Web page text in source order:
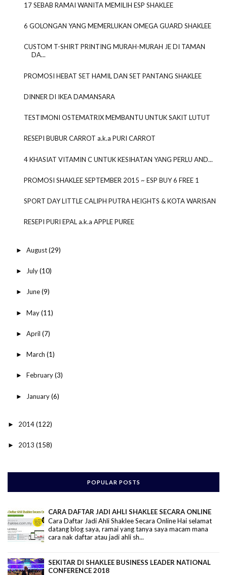
17 SEBAB RAMAI WANITA MEMILIH ESP SHAKLEE
6 GOLONGAN YANG MEMERLUKAN OMEGA GUARD SHAKLEE
CUSTOM T-SHIRT PRINTING MURAH-MURAH JE DI TAMAN
DA...
PROMOSI HEBAT SET HAMIL DAN SET PANTANG SHAKLEE
DINNER DI IKEA DAMANSARA
TESTIMONI OSTEMATRIX MEMBANTU UNTUK SAKIT LUTUT
RESEPI BUBUR CARROT a.k.a PURI CARROT
4 KHASIAT VITAMIN C UNTUK KESIHATAN YANG PERLU AND...
PROMOSI SHAKLEE SEPTEMBER 2015 ~ ESP BUY 6 FREE 1
SPORT DAY LITTLE CALIPH PUTRA HEIGHTS & KOTA WARISAN
RESEPI PURI EPAL a.k.a APPLE PUREE
► August(29)
► July(10)
► June(9)
► May(11)
► April (7)
► March (1)
► February(3)
► January(6)
► 2014(122)
► 2013 (158)
POPULAR POSTS
CARA DAFTAR JADI AHLI SHAKLEE SECARA ONLINE
Cara Daftar Jadi Ahli Shaklee Secara Online Hai selamat
datang blog saya, ramai yang tanya saya macam mana
cara nak daftar atau jadi ahli sh...
SEKITAR DI SHAKLEE BUSINESS LEADER NATIONAL
CONFERENCE 2018